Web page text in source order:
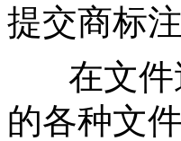
提交商标
在文
的各种文